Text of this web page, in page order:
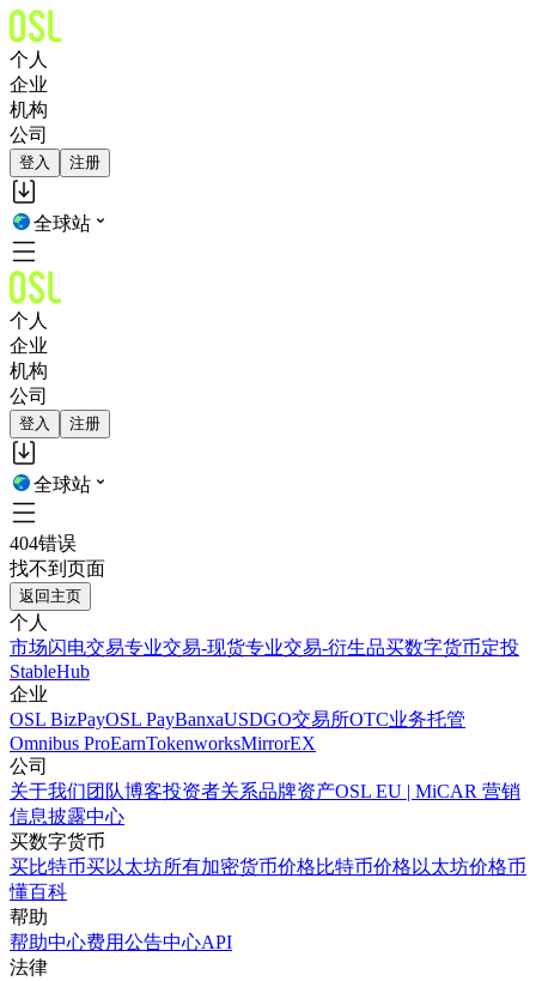
个人
企业
机构
公司
登入 注册
全球站
个人
企业
机构
公司
登入 注册
全球站
404错误
找不到页面
返回主页
个人
市场闪电交易专业交易-现货专业交易-衍生品买数字货币定投
StableHub
企业
OSL BizPayOSL PayBanxaUSDGO交易所OTC业务托管
Omnibus ProEarnTokenworksMirrorEX
公司
关于我们团队博客投资者关系品牌资产OSL EU | MiCAR 营销
信息披露中心
买数字货币
买比特币买以太坊所有加密货币价格比特币价格 以太坊价格币
懂百科
帮助
帮助中心费用公告中心API
法律